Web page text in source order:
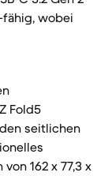
fähig, wobei
Fold5
seitlichen
162 x 77,3 x